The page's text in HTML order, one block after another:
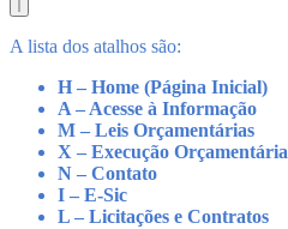
A lista dos atalhos são:
H – Home (Página Inicial)
A – Acesse à Informação
M – Leis Orçamentárias
X – Execução Orçamentária
N – Contato
I – E-Sic
L – Licitações e Contratos